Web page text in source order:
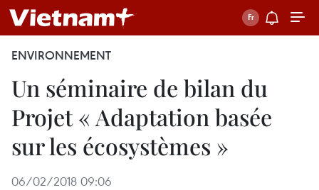
ENVIRONNEMENT
Un séminaire de bilan du
Projet « Adaptation basée
sur les écosystèmes »
06/02/2018 09:06